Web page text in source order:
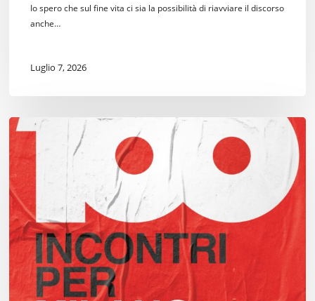
Io spero che sul fine vita ci sia la possibilità di riavviare il discorso
anche…
Luglio 7, 2026
Cento
per
dal
“Welcome
Center”
alle
ceramiche
Puzzo
passando